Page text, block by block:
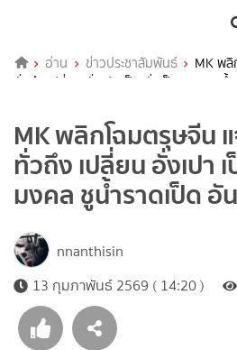
อ่าน ข่าวประชาสัมพันธ์
MK พ
ทั่วถึง เปลี่ยน อั่งเปา เป็น อั่งเป็ดมงคล ชู
MK พลิกโฉมตรุษจีน
ทั่วถึง เปลี่ยน อั่งเปา
มงคล ชูน้ำราดเป็ด อั
nnanthisin
13 กุมภาพันธ์ 2569 ( 14:20 )